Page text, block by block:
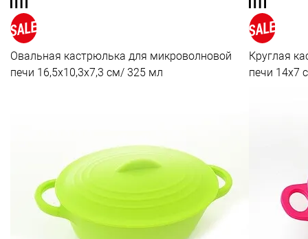
Овальная кастрюлька для микроволновой
печи 16,5x10,3x7,3 см/ 325 мл
Круглая
печи 14x7